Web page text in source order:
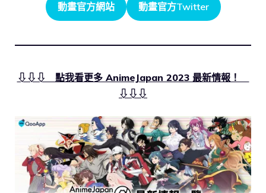
動畫官方網站 動畫官方Twitter
⇩⇩⇩ 點我看更多 AnimeJapan 2023 最新情報！
⇩⇩⇩